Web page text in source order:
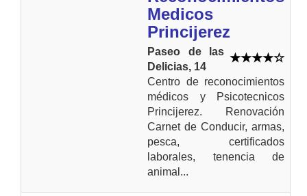
Medicos
Princijerez
Paseo de las
Delicias, 14
Centro de reconocimientos
médicos y Psicotecnicos
Princijerez. Renovación
Carnet de Conducir, armas,
pesca, certificados
laborales, tenencia de
animal...